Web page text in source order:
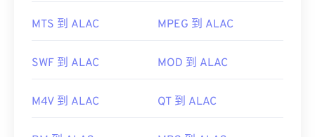
MTS 到 ALAC MPEG 到 ALAC
SWF 到 ALAC MOD 到 ALAC
M4V 到 ALAC QT 到 ALAC